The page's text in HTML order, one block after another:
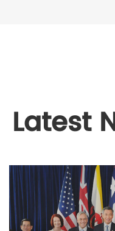
Latest